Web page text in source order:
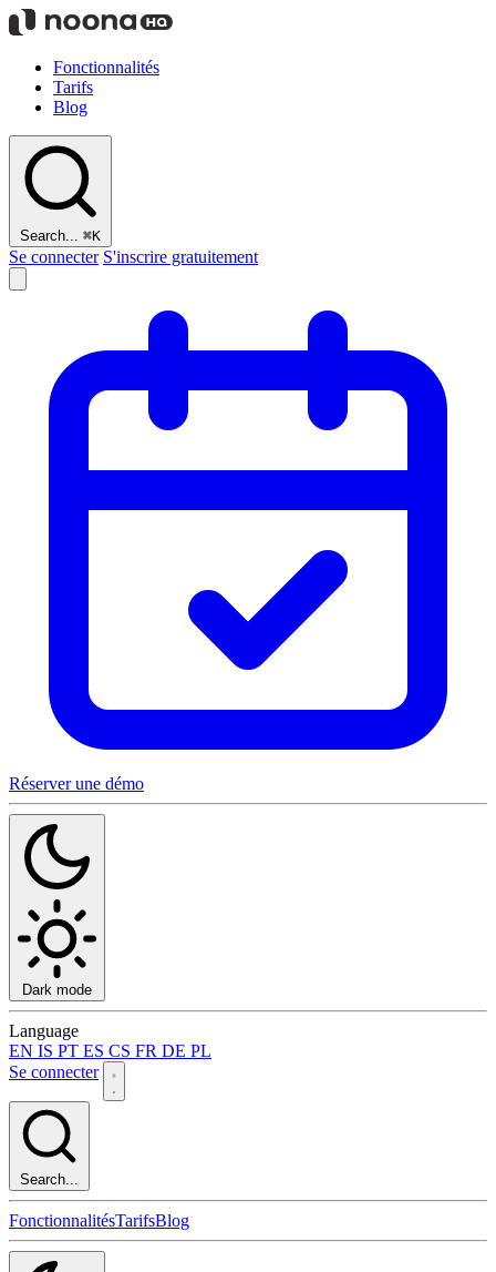
Fonctionnalités
Tarifs
Blog
Search... ⌘K
Se connecter S'inscrire gratuitement
Réserver une démo
Dark mode
Language
EN IS PT ES CS FR DE PL
Se connecter
Search...
FonctionnalitésTarifsBlog